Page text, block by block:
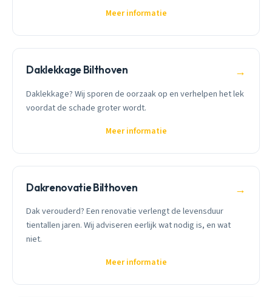
Meer informatie
Daklekkage Bilthoven →
Daklekkage? Wij sporen de oorzaak op en verhelpen het lek
voordat de schade groter wordt.
Meer informatie
Dakrenovatie Bilthoven →
Dak verouderd? Een renovatie verlengt de levensduur
tientallen jaren. Wij adviseren eerlijk wat nodig is, en wat
niet.
Meer informatie